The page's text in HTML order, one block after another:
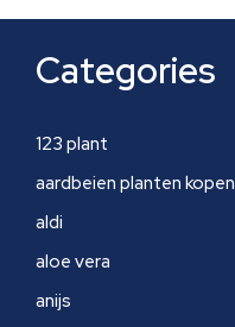
Categories
123 plant
aardbeien planten kopen
aldi
aloe vera
anijs